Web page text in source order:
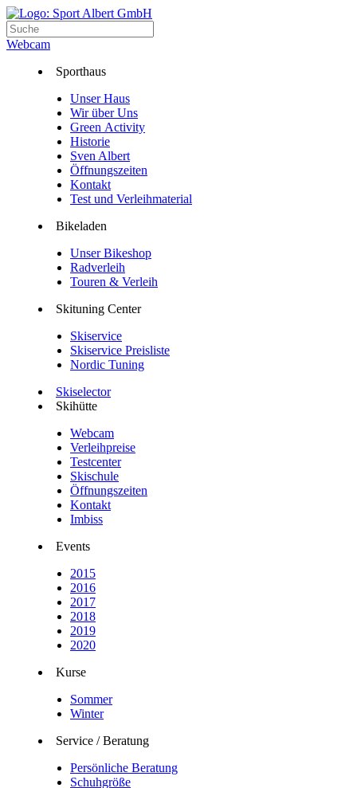
Webcam
Sporthaus
Unser Haus
Wir über Uns
Green Activity
Historie
Sven Albert
Öffnungszeiten
Kontakt
Test und Verleihmaterial
Bikeladen
Unser Bikeshop
Radverleih
Touren & Verleih
Skituning Center
Skiservice
Skiservice Preisliste
Nordic Tuning
Skiselector
Skihütte
Webcam
Verleihpreise
Testcenter
Skischule
Öffnungszeiten
Kontakt
Imbiss
Events
2015
2016
2017
2018
2019
2020
Kurse
Sommer
Winter
Service / Beratung
Persönliche Beratung
Schuhgröße